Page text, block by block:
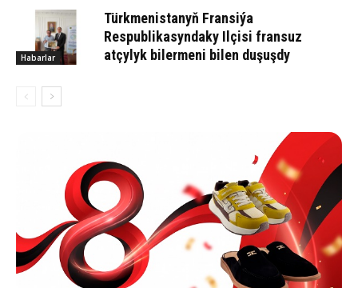
Habarlar
Türkmenistanyň Fransiýa
Respublikasyndaky Ilçisi fransuz
atçylyk bilermeni bilen duşuşdy